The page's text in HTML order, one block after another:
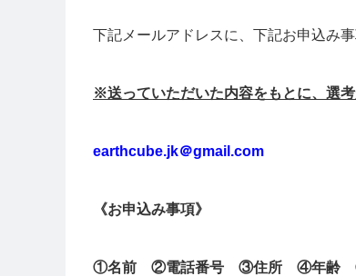
下記メールアドレスに、下記お申込み
※送っていただいた内容をもとに、選考
earthcube.jk＠gmail.com
《お申込み事項》
①名前 ②電話番号 ③住所 ④年齢 ⑤